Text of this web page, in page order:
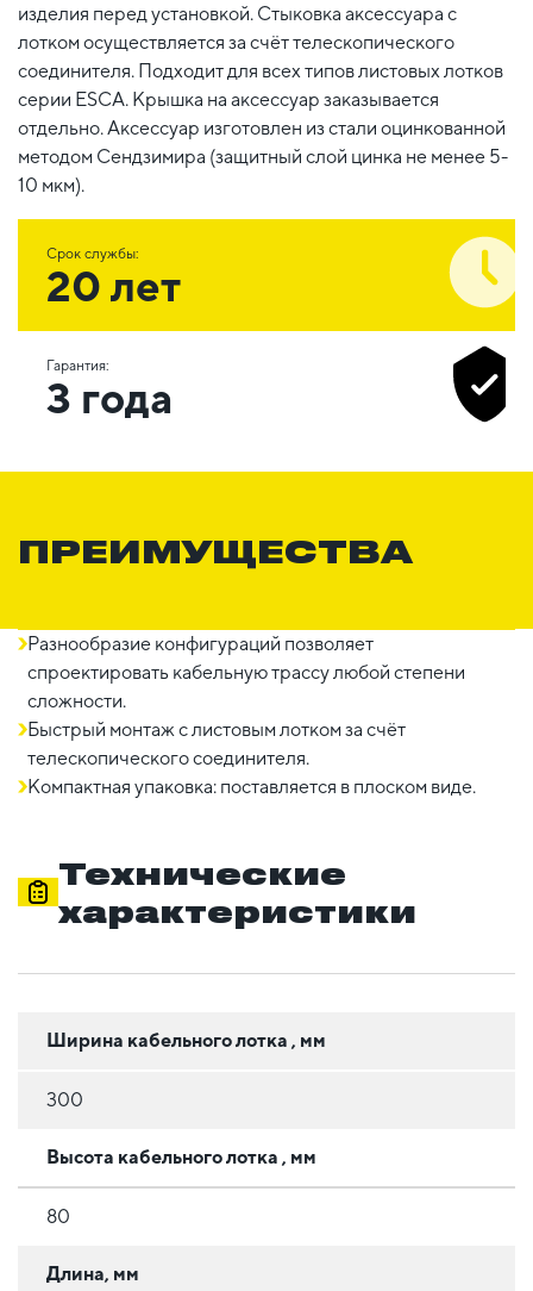
изделия перед установкой. Стыковка аксессуара с
лотком осуществляется за счёт телескопического
соединителя. Подходит для всех типов листовых лотков
серии ESCA. Крышка на аксессуар заказывается
отдельно. Аксессуар изготовлен из стали оцинкованной
методом Сендзимира (защитный слой цинка не менее 5-
10 мкм).
Срок службы:
20 лет
Гарантия:
3 года
ПРЕИМУЩЕСТВА
Разнообразие конфигураций позволяет
спроектировать кабельную трассу любой степени
сложности.
Быстрый монтаж с листовым лотком за счёт
телескопического соединителя.
Компактная упаковка: поставляется в плоском виде.
Технические
характеристики
Ширина кабельного лотка , мм
300
Высота кабельного лотка , мм
80
Длина, мм